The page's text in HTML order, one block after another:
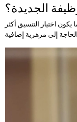
الجديدة؟
اختيار التنسيق أكثر